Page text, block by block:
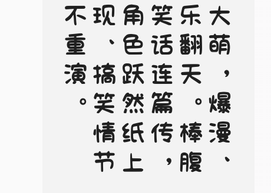
大
萌
，
爆
漫
、
乐
翻
天
。
棒
腹
笑
话
连
篇
传
，
角
色
跃
然
纸
上
现
、
搞
笑
情
节
不
重
演
。